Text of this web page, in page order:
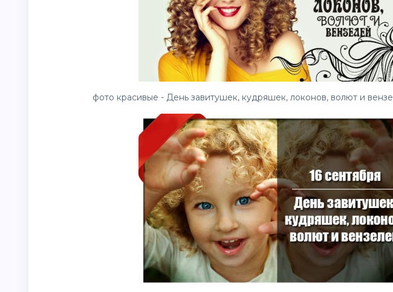
фото красивые - День завитушек, кудряшек, локонов, волют и